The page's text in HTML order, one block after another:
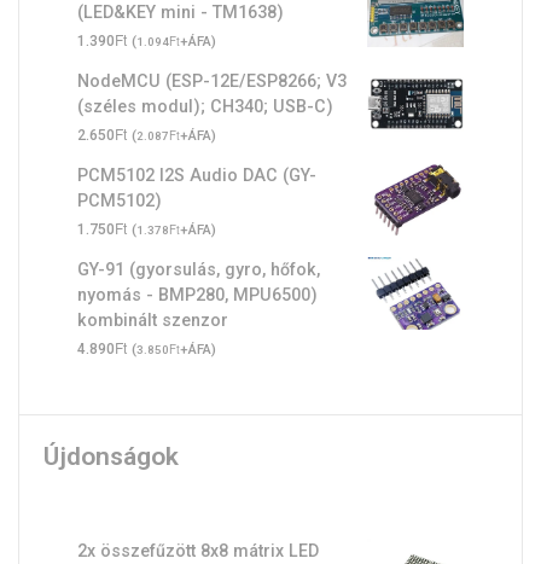
(LED&KEY mini - TM1638)
1.390Ft (1.094Ft+ÁFA)
NodeMCU (ESP-12E/ESP8266; V3
(széles modul); CH340; USB-C)
2.650Ft (2.087Ft+ÁFA)
PCM5102 I2S Audio DAC (GY-
PCM5102)
1.750Ft (1.378Ft+ÁFA)
GY-91 (gyorsulás, gyro, hőfok,
nyomás - BMP280, MPU6500)
kombinált szenzor
4.890Ft (3.850Ft+ÁFA)
Újdonságok
2x összefűzött 8x8 mátrix LED